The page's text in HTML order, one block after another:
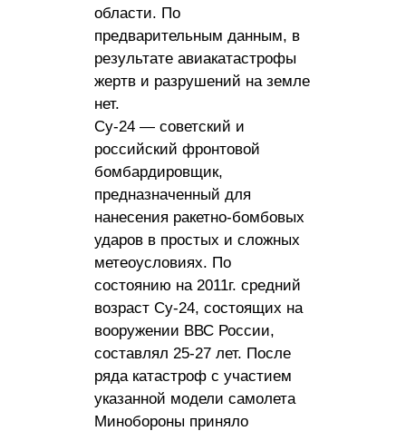
области. По
предварительным данным, в
результате авиакатастрофы
жертв и разрушений на земле
нет.
Су-24 — советский и
российский фронтовой
бомбардировщик,
предназначенный для
нанесения ракетно-бомбовых
ударов в простых и сложных
метеоусловиях. По
состоянию на 2011г. средний
возраст Су-24, состоящих на
вооружении ВВС России,
составлял 25-27 лет. После
ряда катастроф с участием
указанной модели самолета
Минобороны приняло